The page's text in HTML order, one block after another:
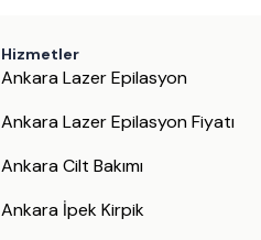
Hizmetler
Ankara Lazer Epilasyon
Ankara Lazer Epilasyon Fiyatı
Ankara Cilt Bakımı
Ankara İpek Kirpik